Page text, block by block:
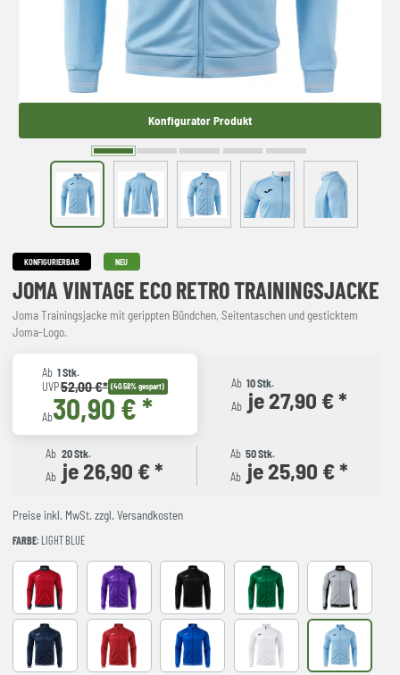
Konfigurator Produkt
KONFIGURIERBAR NEU
JOMA VINTAGE ECO RETRO TRAININGSJACKE
Joma Trainingsjacke mit gerippten Bündchen, Seitentaschen und gesticktem
Joma-Logo.
Ab 1 Stk.
UVP52,00 €* (40.58% gespart)
Ab30,90 € *
Ab 10 Stk.
Ab je 27,90 € *
Ab 20 Stk.
Ab je 26,90 € *
Ab 50 Stk.
Ab je 25,90 € *
Preise inkl. MwSt. zzgl. Versandkosten
FARBE: LIGHT BLUE
RED-NAVY VIOLET BLACK-GREY GREEN GREY-BLACK
NAVY-GREY RED-GREY ROYAL-GREY LIGHT BLUE